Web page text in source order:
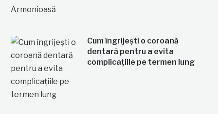
Cum îngrijești o coroană
dentară pentru a evita
complicațiile pe termen lung